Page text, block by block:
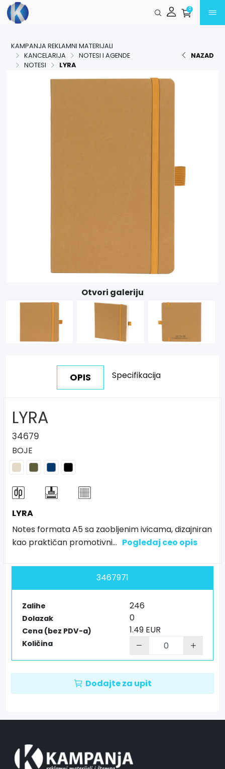
Preskoči na glavni sadržaj 0
KAMPANJA REKLAMNI MATERIJALI
KANCELARIJA
NOTESI I AGENDE
NOTESI
LYRA
NAZAD
Otvori galeriju
OPIS Specifikacija
LYRA
34679
BOJE
LYRA
Notes formata A5 sa zaobljenim ivicama, dizajniran
kao praktičan promotivni... Pogledaj ceo opis
3467971
Zalihe
Dolazak
Cena (bez PDV-a)
Količina
246
0
1.49 EUR
Dodajte za upit